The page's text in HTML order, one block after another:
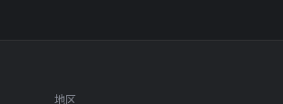
地区